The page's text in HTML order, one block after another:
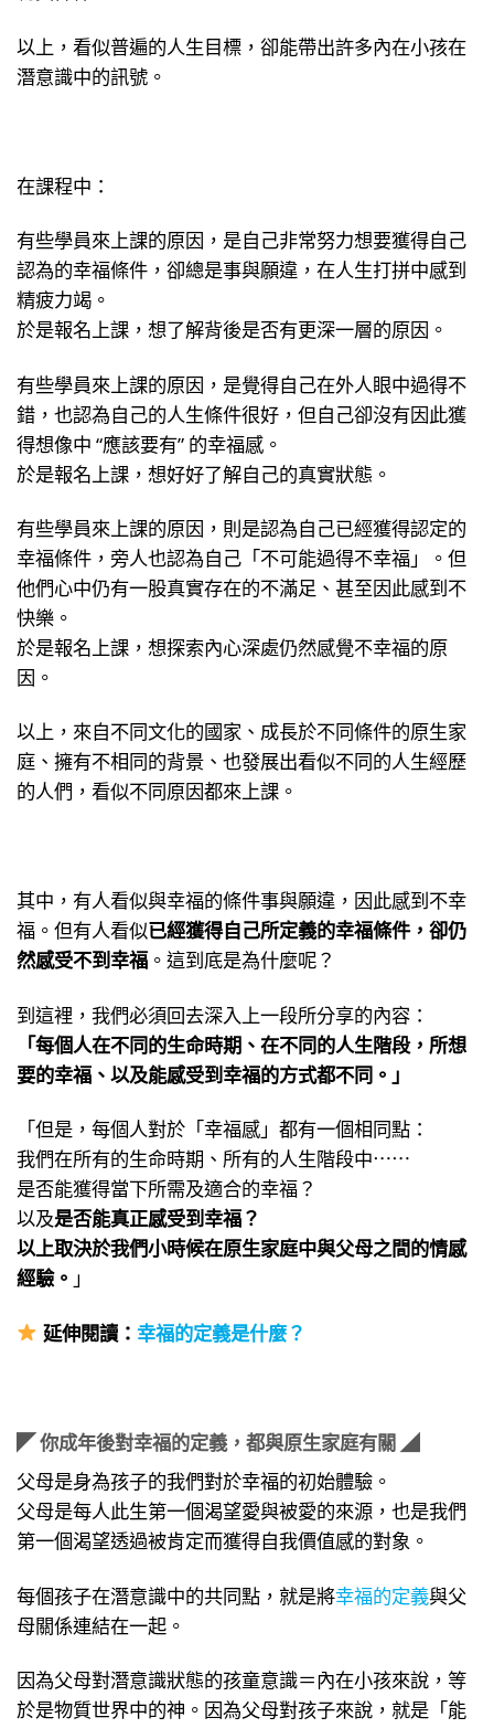
以上，看似普遍的人生目標，卻能帶出許多內在小孩在
潛意識中的訊號。
在課程中：
有些學員來上課的原因，是自己非常努力想要獲得自己
認為的幸福條件，卻總是事與願違，在人生打拼中感到
精疲力竭。
於是報名上課，想了解背後是否有更深一層的原因。
有些學員來上課的原因，是覺得自己在外人眼中過得不
錯，也認為自己的人生條件很好，但自己卻沒有因此獲
得想像中 “應該要有” 的幸福感。
於是報名上課，想好好了解自己的真實狀態。
有些學員來上課的原因，則是認為自己已經獲得認定的
幸福條件，旁人也認為自己「不可能過得不幸福」。但
他們心中仍有一股真實存在的不滿足、甚至因此感到不
快樂。
於是報名上課，想探索內心深處仍然感覺不幸福的原
因。
以上，來自不同文化的國家、成長於不同條件的原生家
庭、擁有不相同的背景、也發展出看似不同的人生經歷
的人們，看似不同原因都來上課。
其中，有人看似與幸福的條件事與願違，因此感到不幸
福。但有人看似已經獲得自己所定義的幸福條件，卻仍
然感受不到幸福 。這到底是為什麼呢？
到這裡，我們必須回去深入上一段所分享的內容：
「每個人在不同的生命時期、在不同的人生階段，所想
要的幸福、以及能感受到幸福的方式都不同。」
「但是，每個人對於「幸福感」都有一個相同點：
我們在所有的生命時期、所有的人生階段中⋯⋯
是否能獲得當下所需及適合的幸福？
以及是否能真正感受到幸福？
以上取決於我們小時候在原生家庭中與父母之間的情感
經驗。 」
延伸閱讀： 幸福的定義是什麼？
◤ 你成年後對幸福的定義，都與原生家庭有關 ◢
父母是身為孩子的我們對於幸福的初始體驗。
父母是每人此生第一個渴望愛與被愛的來源，也是我們
第一個渴望透過被肯定而獲得自我價值感的對象。
每個孩子在潛意識中的共同點，就是將幸福的定義與父
母關係連結在一起。
因為父母對潛意識狀態的孩童意識＝內在小孩來說，等
於是物質世界中的神。因為父母對孩子來說，就是「能